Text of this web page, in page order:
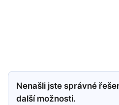
Nenašli jste správné
další možnosti.